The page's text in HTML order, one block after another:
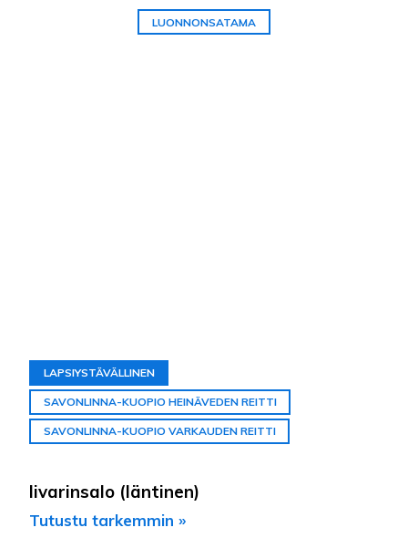
LUONNONSATAMA
LAPSIYSTÄVÄLLINEN
SAVONLINNA-KUOPIO HEINÄVEDEN REITTI
SAVONLINNA-KUOPIO VARKAUDEN REITTI
Iivarinsalo (läntinen)
Tutustu tarkemmin »